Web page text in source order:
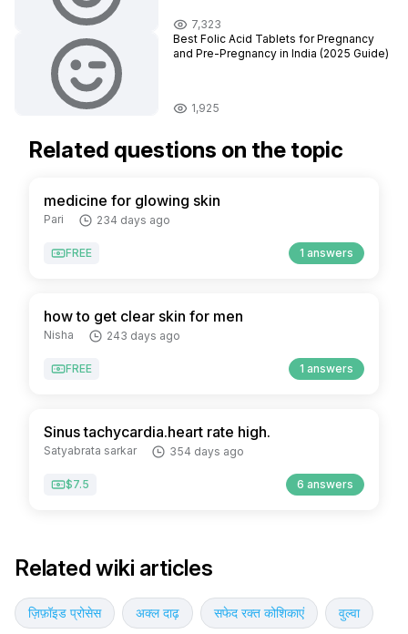
7,323
Best Folic Acid Tablets for Pregnancy
and Pre-Pregnancy in India (2025 Guide)
1,925
Related questions on the topic
medicine for glowing skin
Pari 234 days ago
FREE 1 answers
how to get clear skin for men
Nisha 243 days ago
FREE 1 answers
Sinus tachycardia.heart rate high.
Satyabrata sarkar 354 days ago
$7.5 6 answers
Related wiki articles
ज़िफ़ॉइड प्रोसेस अक्ल दाढ़ सफेद रक्त कोशिकाएं वुल्वा